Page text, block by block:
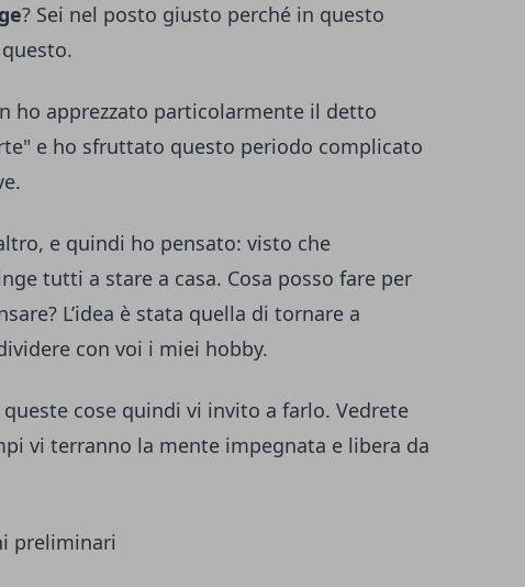
? Sei nel posto giusto perché in questo
ho apprezzato particolarmente il detto
e ho sfruttato questo periodo complicato
e quindi ho pensato: visto che
tutti a stare a casa. Cosa posso fare per
L’idea è stata quella di tornare a
con voi i miei hobby.
cose quindi vi invito a farlo. Vedrete
vi terranno la mente impegnata e libera da
preliminari